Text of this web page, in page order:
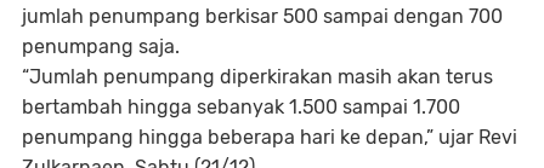
jumlah penumpang berkisar 500 sampai dengan 700
penumpang saja.
“Jumlah penumpang diperkirakan masih akan terus
bertambah hingga sebanyak 1.500 sampai 1.700
penumpang hingga beberapa hari ke depan,” ujar Revi